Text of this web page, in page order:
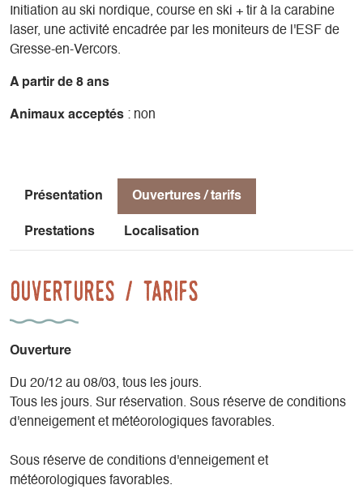
Initiation au ski nordique, course en ski + tir à la carabine
laser, une activité encadrée par les moniteurs de l'ESF de
Gresse-en-Vercors.
A partir de 8 ans
Animaux acceptés : non
Présentation Ouvertures / tarifs
Prestations Localisation
Ouvertures / tarifs
Ouverture
Du 20/12 au 08/03, tous les jours.
Tous les jours. Sur réservation. Sous réserve de conditions
d'enneigement et météorologiques favorables.
Sous réserve de conditions d'enneigement et
météorologiques favorables.